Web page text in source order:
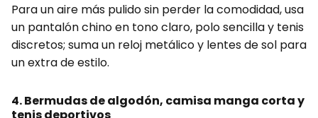
Para un aire más pulido sin perder la comodidad, usa
un pantalón chino en tono claro, polo sencilla y tenis
discretos; suma un reloj metálico y lentes de sol para
un extra de estilo.
4. Bermudas de algodón, camisa manga corta y